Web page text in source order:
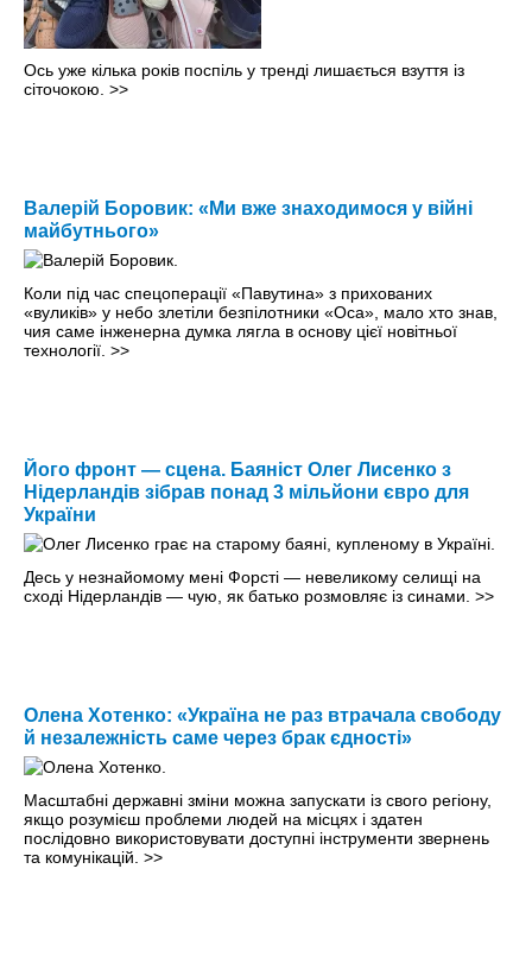
Ось уже кілька років поспіль у тренді лишається взуття із
сіточокою. >>
Валерій Боровик: «Ми вже знаходимося у війні
майбутнього»
Коли під час спецоперації «Павутина» з прихованих
«вуликів» у небо злетіли безпілотники «Оса», мало хто знав,
чия саме інженерна думка лягла в основу цієї новітньої
технології. >>
Його фронт — сцена. Баяніст Олег Лисенко з
Нідерландів зібрав понад 3 мільйони євро для
України
Десь у незнайомому мені Форсті — невеликому селищі на
сході Нідерландів — чую, як батько розмовляє із синами. >>
Олена Хотенко: «Україна не раз втрачала свободу
й незалежність саме через брак єдності»
Масштабні державні зміни можна запускати із свого регіону,
якщо розумієш проблеми людей на місцях і здатен
послідовно використовувати доступні інструменти звернень
та комунікацій. >>